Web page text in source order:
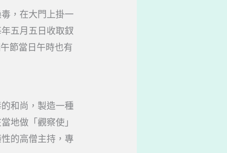
，在大門上掛一
五月五日收取釵
節當日午時也有
和尚，製造一種
地做「觀察使」
的高僧主持，專